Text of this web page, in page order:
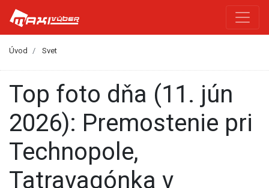
Úvod Svet
Top foto dňa (11. jún
2026): Premostenie pri
Technopole,
Tatravagónka v